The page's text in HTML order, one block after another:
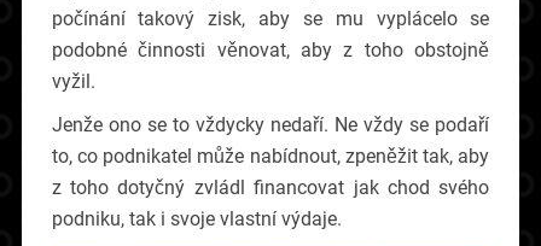
počínání takový zisk, aby se mu vyplácelo se
podobné činnosti věnovat, aby z toho obstojně
vyžil.
Jenže ono se to vždycky nedaří. Ne vždy se podaří
to, co podnikatel může nabídnout, zpeněžit tak, aby
z toho dotyčný zvládl financovat jak chod svého
podniku, tak i svoje vlastní výdaje.